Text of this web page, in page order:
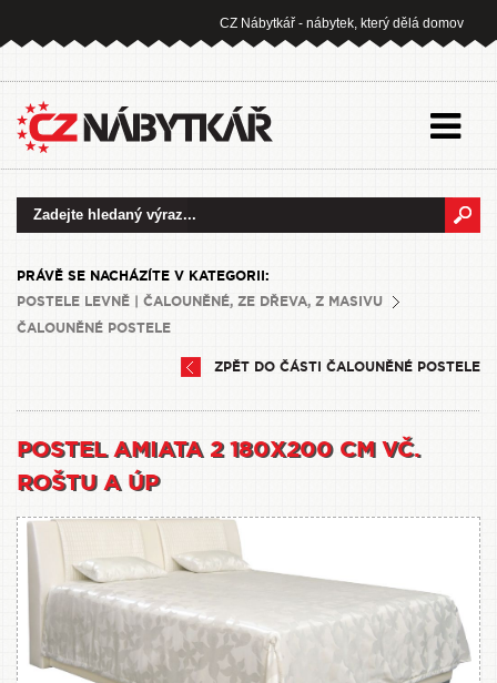
CZ Nábytkář - nábytek, který dělá domov
PRÁVĚ SE NACHÁZÍTE V KATEGORII:
POSTELE LEVNĚ | ČALOUNĚNÉ, ZE DŘEVA, Z MASIVU
ČALOUNĚNÉ POSTELE
ZPĚT DO ČÁSTI ČALOUNĚNÉ POSTELE
POSTEL AMIATA 2 180X200 CM VČ.
ROŠTU A ÚP